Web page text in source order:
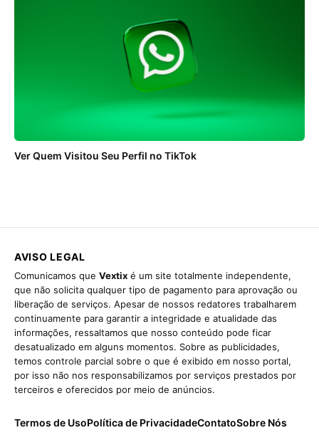
Ver Quem Visitou Seu Perfil no TikTok
AVISO LEGAL
Comunicamos que Vextix é um site totalmente independente,
que não solicita qualquer tipo de pagamento para aprovação ou
liberação de serviços. Apesar de nossos redatores trabalharem
continuamente para garantir a integridade e atualidade das
informações, ressaltamos que nosso conteúdo pode ficar
desatualizado em alguns momentos. Sobre as publicidades,
temos controle parcial sobre o que é exibido em nosso portal,
por isso não nos responsabilizamos por serviços prestados por
terceiros e oferecidos por meio de anúncios.
Termos de UsoPolítica de PrivacidadeContatoSobre Nós